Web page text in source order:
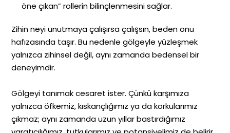
öne çıkan” rollerin bilinçlenmesini sağlar.
Zihin neyi unutmaya çalışırsa çalışsın, beden onu
hafızasında taşır. Bu nedenle gölgeyle yüzleşmek
yalnızca zihinsel değil, aynı zamanda bedensel bir
deneyimdir.
Gölgeyi tanımak cesaret ister. Çünkü karşımıza
yalnızca öfkemiz, kıskançlığımız ya da korkularımız
çıkmaz; aynı zamanda uzun yıllar bastırdığımız